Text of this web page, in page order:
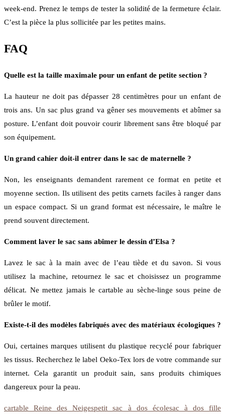
week-end. Prenez le temps de tester la solidité de la fermeture éclair.
C’est la pièce la plus sollicitée par les petites mains.
FAQ
Quelle est la taille maximale pour un enfant de petite section ?
La hauteur ne doit pas dépasser 28 centimètres pour un enfant de
trois ans. Un sac plus grand va gêner ses mouvements et abîmer sa
posture. L’enfant doit pouvoir courir librement sans être bloqué par
son équipement.
Un grand cahier doit-il entrer dans le sac de maternelle ?
Non, les enseignants demandent rarement ce format en petite et
moyenne section. Ils utilisent des petits carnets faciles à ranger dans
un espace compact. Si un grand format est nécessaire, le maître le
prend souvent directement.
Comment laver le sac sans abîmer le dessin d’Elsa ?
Lavez le sac à la main avec de l’eau tiède et du savon. Si vous
utilisez la machine, retournez le sac et choisissez un programme
délicat. Ne mettez jamais le cartable au sèche-linge sous peine de
brûler le motif.
Existe-t-il des modèles fabriqués avec des matériaux écologiques ?
Oui, certaines marques utilisent du plastique recyclé pour fabriquer
les tissus. Recherchez le label Oeko-Tex lors de votre commande sur
internet. Cela garantit un produit sain, sans produits chimiques
dangereux pour la peau.
cartable Reine des Neigespetit sac à dos écolesac à dos fille